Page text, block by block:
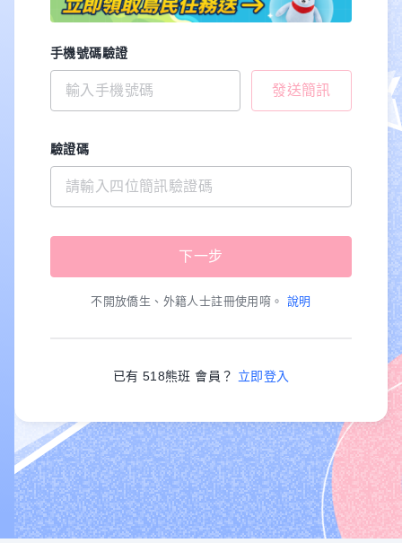
手機號碼驗證
發送簡訊
驗證碼
不開放僑生、外籍人士註冊使用唷。 說明
已有 518熊班 會員？ 立即登入